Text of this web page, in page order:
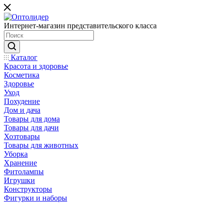
Интернет-магазин представительского класса
Каталог
Красота и здоровье
Косметика
Здоровье
Уход
Похудение
Дом и дача
Товары для дома
Товары для дачи
Хозтовары
Товары для животных
Уборка
Хранение
Фитолампы
Игрушки
Конструкторы
Фигурки и наборы